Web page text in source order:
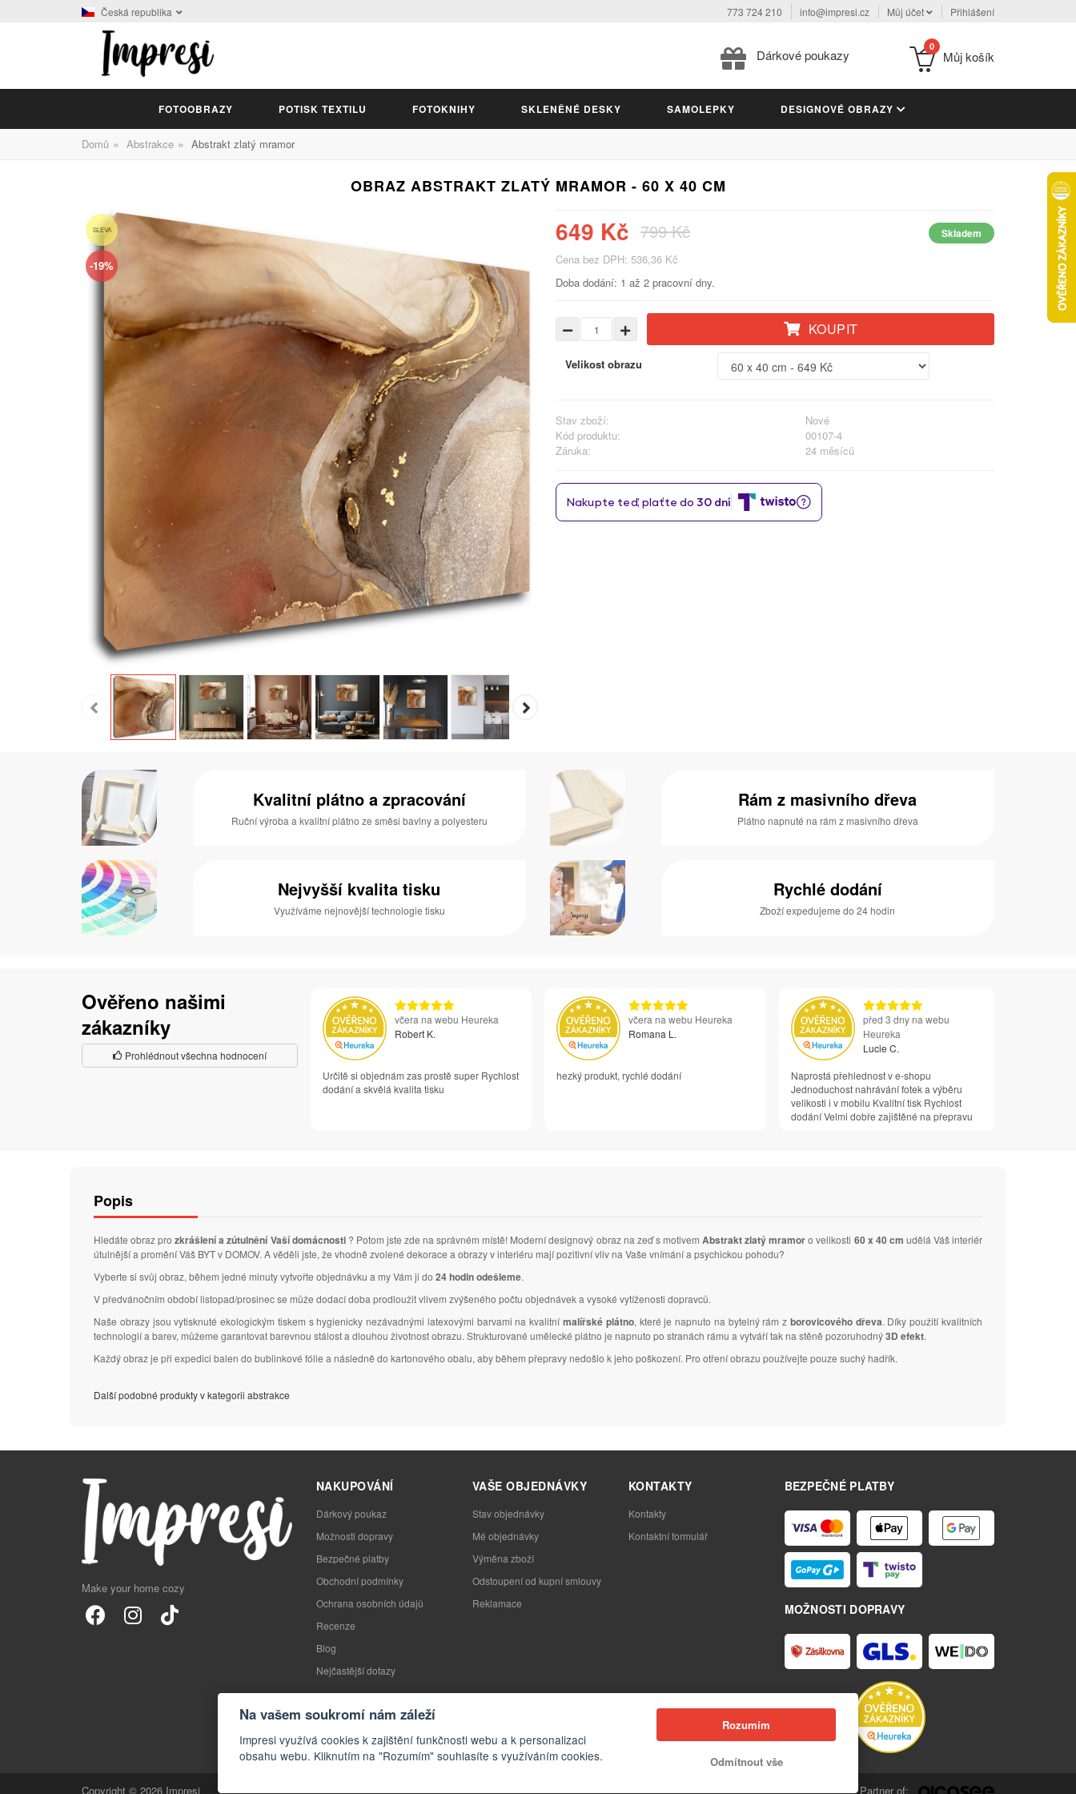
Česká republika 773 724 210 info@impresi.cz Můj účet Přihlášení
Dárkové poukazy
0
Můj košík
FOTOOBRAZY POTISK TEXTILU FOTOKNIHY SKLENĚNÉ DESKY SAMOLEPKY DESIGNOVÉ OBRAZY
Domů » Abstrakce » Abstrakt zlatý mramor
OBRAZ ABSTRAKT ZLATÝ MRAMOR - 60 X 40 CM
SLEVA
-19%
649 Kč 799 Kč Skladem
Cena bez DPH: 536,36 Kč
Doba dodání: 1 až 2 pracovní dny.
KOUPIT
Velikost obrazu
Stav zboží:
Nové
Kód produktu:
00107-4
Záruka:
24 měsíců
Kvalitní plátno a zpracování
Ruční výroba a kvalitní plátno ze směsi bavlny a polyesteru
Rám z masivního dřeva
Plátno napnuté na rám z masivního dřeva
Nejvyšší kvalita tisku
Využíváme nejnovější technologie tisku
Rychlé dodání
Zboží expedujeme do 24 hodin
Ověřeno našimi
zákazníky
Prohlédnout všechna hodnocení
včera na webu Heureka
Robert K.
Určitě si objednám zas prostě super Rychlost
dodání a skvělá kvalita tisku
včera na webu Heureka
Romana L.
hezký produkt, rychlé dodání
před 3 dny na webu
Heureka
Lucie C.
Naprostá přehlednost v e-shopu
Jednoduchost nahrávání fotek a výběru
velikosti i v mobilu Kvalitní tisk Rychlost
dodání Velmi dobře zajištěné na přepravu
Popis
Hledáte obraz prozkrášlení a zútulnění Vaší domácnosti? Potom jste zde na správném místě! Moderní designový obraz na zeď s motivemAbstrakt zlatý mramoro velikosti 60 x 40 cm udělá Váš interiér
útulnější a promění Váš BYT v DOMOV. A věděli jste, že vhodně zvolené dekorace a obrazy v interiéru mají pozitivní vliv na Vaše vnímání a psychickou pohodu?
Vyberte si svůj obraz, během jedné minuty vytvořte objednávku a my Vám ji do 24 hodin odešleme.
V předvánočním období listopad/prosinec se může dodací doba prodloužit vlivem zvýšeného počtu objednávek a vysoké vytíženosti dopravců.
Naše obrazy jsou vytisknuté ekologickým tiskem s hygienicky nezávadnými latexovými barvami na kvalitnímalířské plátno, které je napnuto na bytelný rám z borovicového dřeva. Díky použití kvalitních
technologií a barev, můžeme garantovat barevnou stálost a dlouhou životnost obrazu. Strukturované umělecké plátno je napnuto po stranách rámu a vytváří tak na stěně pozoruhodný3D efekt.
Každý obraz je při expedici balen do bublinkové fólie a následně do kartonového obalu, aby během přepravy nedošlo k jeho poškození. Pro otření obrazu používejte pouze suchý hadřík.
Další podobné produkty v kategorii abstrakce
Make your home cozy
BEZPEČNÉ PLATBY
MOŽNOSTI DOPRAVY
NAKUPOVÁNÍ
Dárkový poukaz
Možnosti dopravy
Bezpečné platby
Obchodní podmínky
Ochrana osobních údajů
Recenze
Blog
Nejčastější dotazy
VAŠE OBJEDNÁVKY
Stav objednávky
Mé objednávky
Výměna zboží
Odstoupení od kupní smlouvy
Reklamace
KONTAKTY
Kontakty
Kontaktní formulář
Copyright © 2026 Impresi Partner of:
Na vašem soukromí nám záleží
Impresi využívá cookies k zajištění funkčnosti webu a k personalizaci
obsahu webu. Kliknutím na "Rozumím" souhlasíte s využíváním cookies.
Rozumím
Odmítnout vše